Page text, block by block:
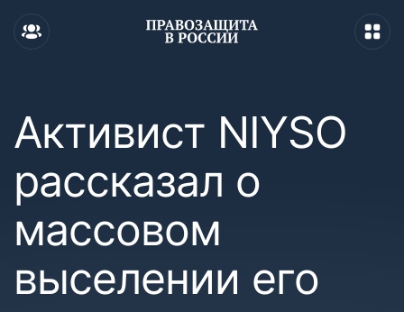
Активист NIYSO
рассказал о
массовом
выселении его